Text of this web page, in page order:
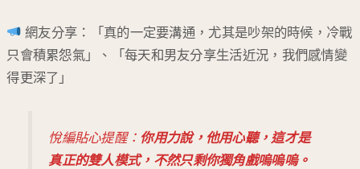
網友分享：「真的一定要溝通，尤其是吵架的時候，冷戰
只會積累怨氣」、「每天和男友分享生活近況，我們感情變
得更深了」
悅編貼心提醒： 你用力說，他用心聽，這才是
真正的雙人模式，不然只剩你獨角戲嗚嗚嗚。